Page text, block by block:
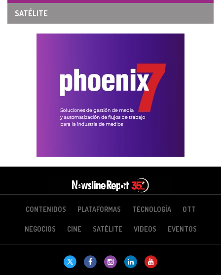
SATÉLITE
CONTENIDOS PLATAFORMAS TECNOLOGÍA OTT
NEGOCIOS CINE SATÉLITE VIDEOS EVENTOS